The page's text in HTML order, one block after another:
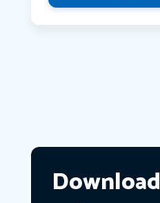
Download